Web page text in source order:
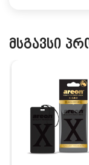
მსგავსი